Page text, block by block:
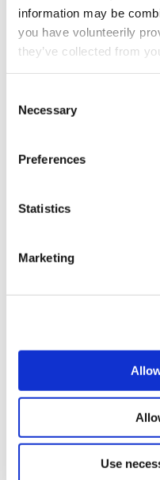
information may be
you have volunteerily
they’ve collected from
Selection
Necessary
Preferences
Statistics
Marketing
Use
ZENDERS
Lees meer